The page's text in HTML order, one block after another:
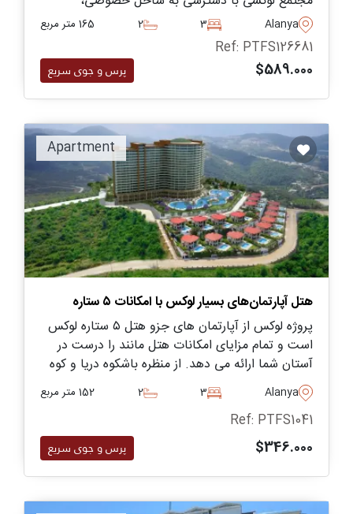
استخرها و امکانات اسپا، ایده‌آل برای زندگی در تمام
فصول سال.
Alanya
3
2 165 متر مربع
Ref: PTFS126681
$589.000 پرس و جوی سریع
Apartment
هتل آپارتمان‌های بسیار لوکس با امکانات ۵ ستاره
پروژه لوکس از آپارتمان های جزو هتل ۵ ستاره لوکس
است و تمام مزایای امکانات هتل مانند را درست در
آستان شما ارائه می دهد. از منظره باشکوه دریا و کوه
و همچنین طراحی منحصر به فرد و ارزش سرمایه
گذاری عالی برای خریدار لذت ببرید.
Alanya
3
2 152 متر مربع
Ref: PTFS1041
$346.000 پرس و جوی سریع